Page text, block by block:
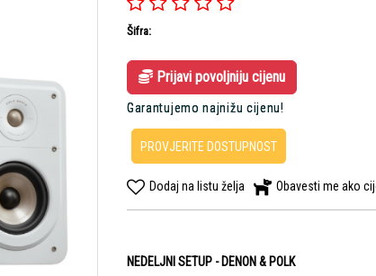
Šifra:
Prijavi povoljniju cijenu
Garantujemo najnižu cijenu!
PROVJERITE DOSTUPNOST
Dodaj na listu želja Obavesti me ako
NEDELJNI SETUP - DENON & POLK